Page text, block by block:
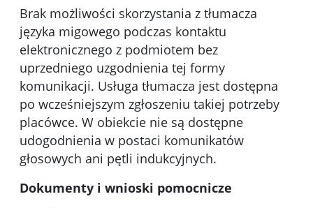
Brak możliwości skorzystania z tłumacza
języka migowego podczas kontaktu
elektronicznego z podmiotem bez
uprzedniego uzgodnienia tej formy
komunikacji. Usługa tłumacza jest dostępna
po wcześniejszym zgłoszeniu takiej potrzeby
placówce. W obiekcie nie są dostępne
udogodnienia w postaci komunikatów
głosowych ani pętli indukcyjnych.
Dokumenty i wnioski pomocnicze